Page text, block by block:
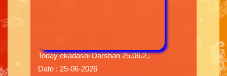
Today ekadashi Darshan 25.06.2..
Date : 25-06-2026